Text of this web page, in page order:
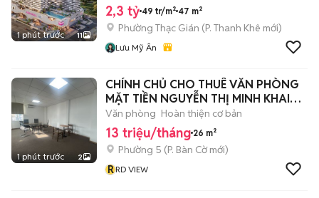
1 phút trước 11
2,3 tỷ 49 tr/m² 47 m²
Phường Thạc Gián (P. Thanh Khê mới)
Lưu Mỹ Ân
1 phút trước 2
CHÍNH CHỦ CHO THUÊ VĂN PHÒNG
MẶT TIỀN NGUYỄN THỊ MINH KHAI
QUẬN 03
Văn phòng Hoàn thiện cơ bản
13 triệu/tháng 26 m²
Phường 5 (P. Bàn Cờmới)
RRD VIEW